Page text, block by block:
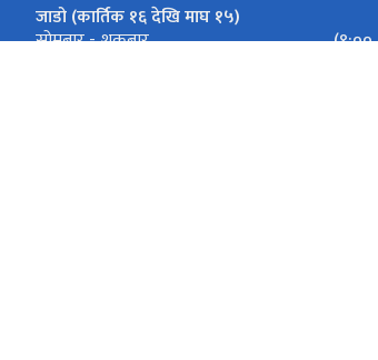
जाडो (कार्तिक १६ देखि माघ १५)
सोमबार - शुक्रबार